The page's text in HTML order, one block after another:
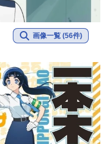
画像一覧 (56件)